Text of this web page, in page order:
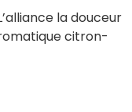
la douceur
citron-